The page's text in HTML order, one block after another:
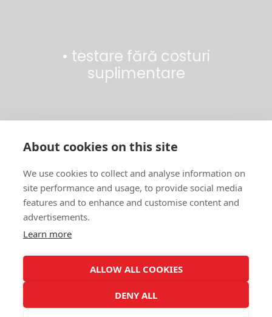
• testare fără costuri
suplimentare
• importator
direct
About cookies on this site
We use cookies to collect and analyse information on
site performance and usage, to provide social media
features and to enhance and customise content and
advertisements.
Learn more
ALLOW ALL COOKIES
DENY ALL